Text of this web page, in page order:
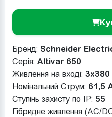
Бренд: Schneider
Серія: Altivar 650
Живлення на вході: 3x380
Номінальний Струм: 61,5
Ступінь захисту по IP: 55
Гібридне живлення (AC/